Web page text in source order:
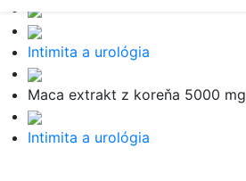
Intimita a urológia
Maca extrakt z koreňa 5000 mg
Intimita a urológia